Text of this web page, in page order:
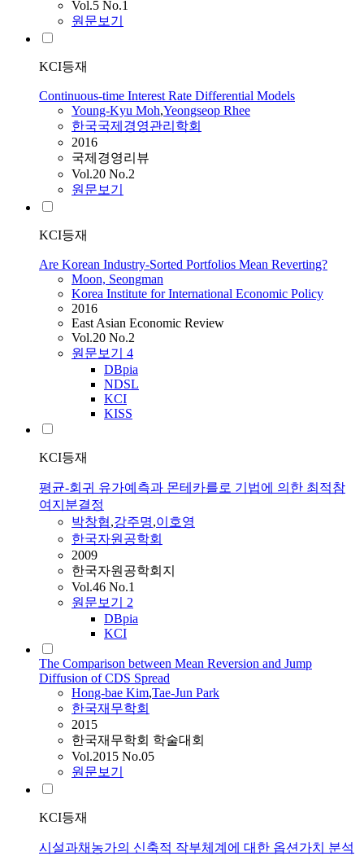
Vol.5 No.1
원문보기
KCI등재
Continuous-time Interest Rate Differential Models
Young-Kyu Moh,Yeongseop Rhee
한국국제경영관리학회
2016
국제경영리뷰
Vol.20 No.2
원문보기
KCI등재
Are Korean Industry-Sorted Portfolios Mean Reverting?
Moon, Seongman
Korea Institute for International Economic Policy
2016
East Asian Economic Review
Vol.20 No.2
원문보기 4
DBpia
NDSL
KCI
KISS
KCI등재
평균-회귀 유가예측과 몬테카를로 기법에 의한 최적참
여지분결정
박창협,강주명,이호영
한국자원공학회
2009
한국자원공학회지
Vol.46 No.1
원문보기 2
DBpia
KCI
The Comparison between Mean Reversion and Jump
Diffusion of CDS Spread
Hong-bae Kim,Tae-Jun Park
한국재무학회
2015
한국재무학회 학술대회
Vol.2015 No.05
원문보기
KCI등재
시설과채농가의 신축적 작부체계에 대한 옵션가치 분석